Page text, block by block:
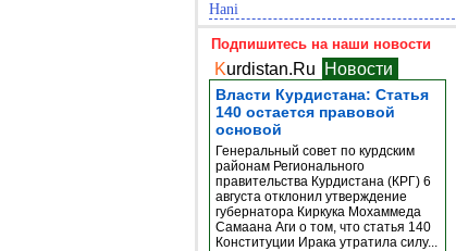
Hani
Подпишитесь на наши новости
Kurdistan.Ru Новости
Власти Курдистана: Статья
140 остается правовой
основой
Генеральный совет по курдским
районам Регионального
правительства Курдистана (КРГ) 6
августа отклонил утверждение
губернатора Киркука Мохаммеда
Самаана Аги о том, что статья 140
Конституции Ирака утратила силу...